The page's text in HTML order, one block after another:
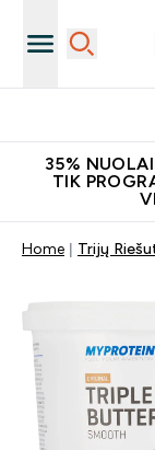
35%
TIK
Home Trijų